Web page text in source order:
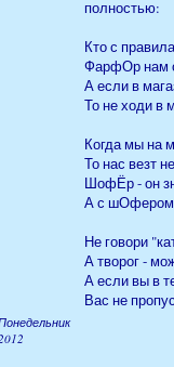
полностью:
Кто с
ФарфОр нам
А если в
То не ходи в
Когда мы на
То нас везт
ШофЁр - он
А с шОфером
Не говори
А творог -
А если вы в
Вас не